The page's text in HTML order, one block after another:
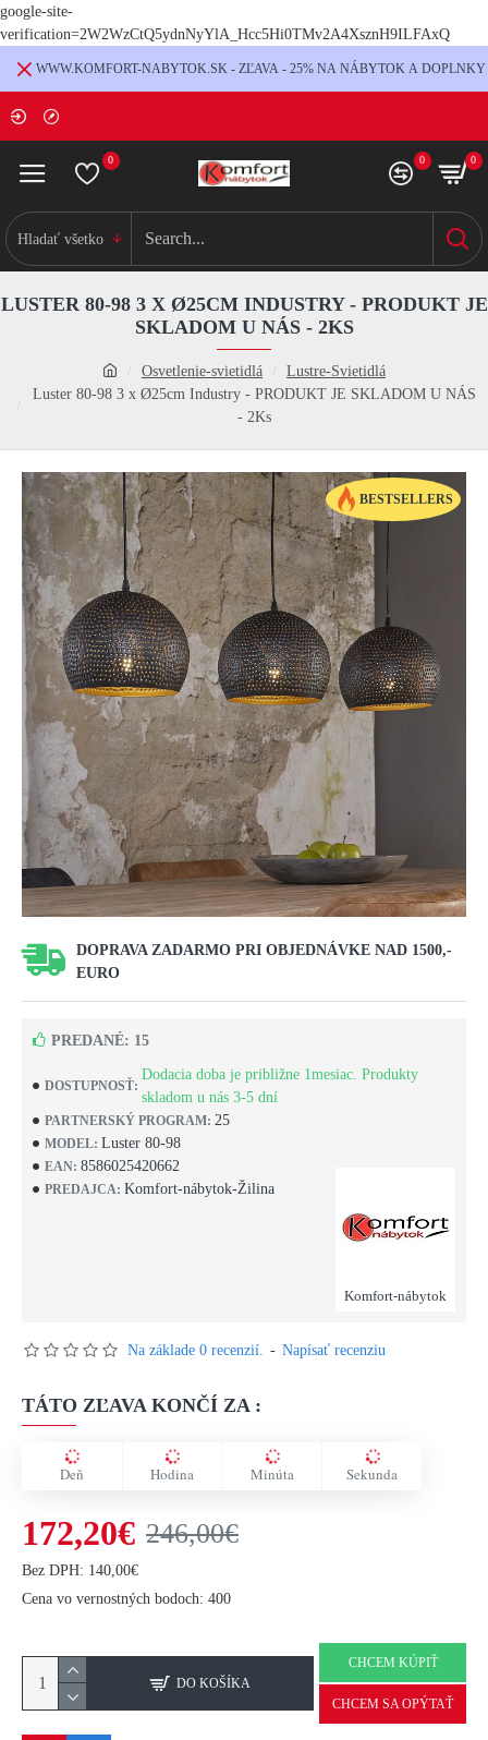
google-site-
verification=2W2WzCtQ5ydnNyYlA_Hcc5Hi0TMv2A4XsznH9ILFAxQ
WWW.KOMFORT-NABYTOK.SK - ZĽAVA - 25% NA NÁBYTOK A DOPLNKY
0 0 0
Hladať všetko
Osvetlenie-svietidlá
Lustre-Svietidlá
Luster 80-98 3 x Ø25cm Industry - PRODUKT JE SKLADOM U NÁS
- 2Ks
LUSTER 80-98 3 X Ø25CM INDUSTRY - PRODUKT JE
SKLADOM U NÁS - 2KS
BESTSELLERS
DOPRAVA ZADARMO PRI OBJEDNÁVKE NAD 1500,-
EURO
DOSTUPNOSŤ:
Dodacia doba je približne 1mesiac. Produkty
skladom u nás 3-5 dní
PARTNERSKÝ PROGRAM: 25
MODEL: Luster 80-98
EAN: 8586025420662
PREDAJCA: Komfort-nábytok-Žilina
Komfort-nábytok
PREDANÉ: 15
Na základe 0 recenzií. - Napísať recenziu
TÁTO ZĽAVA KONČÍ ZA :
Deň Hodina Minúta Sekunda
172,20€ 246,00€
Bez DPH: 140,00€
Cena vo vernostných bodoch: 400
DO KOŠÍKA
CHCEM KÚPIŤ
CHCEM SA OPÝTAŤ